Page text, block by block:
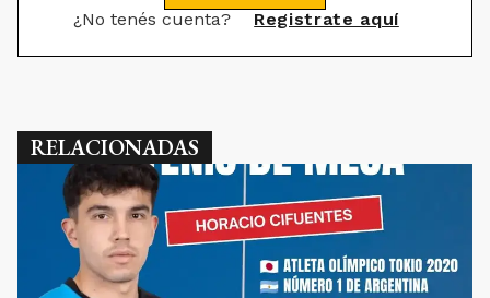
¿No tenés cuenta? Registrate aquí
RELACIONADAS